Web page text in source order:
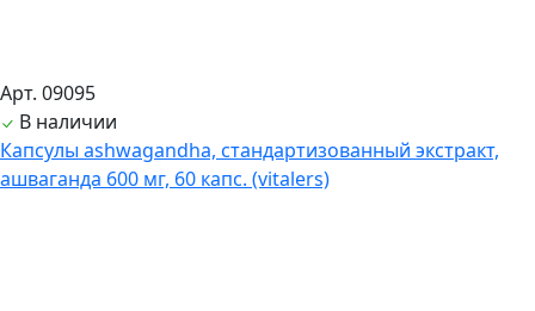
Арт. 09095
В наличии
Капсулы ashwagandha, стандартизованный экстракт,
ашвагандa 600 мг, 60 капс. (vitalers)